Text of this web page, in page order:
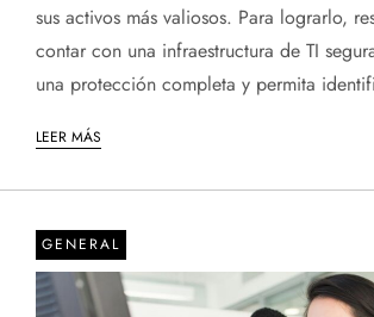
sus activos más valiosos. Para lograrlo,
contar con una infraestructura de TI
una protección completa y permita
LEER MÁS
GENERAL